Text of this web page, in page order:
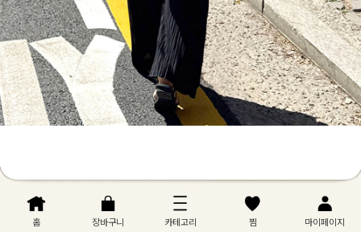
홈 장바구니 카테고리 찜 마이페이지